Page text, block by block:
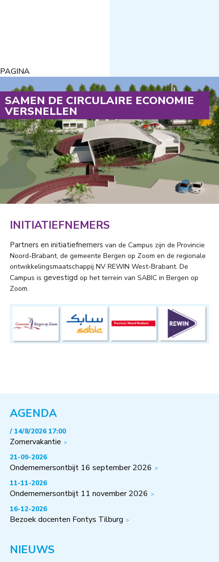
PAGINA
SAMEN DE CIRCULAIRE ECONOMIE
VERSNELLEN
INITIATIEFNEMERS
Partners en initiatiefnemers van de Campus zijn de Provincie
Noord-Brabant, de gemeente Bergen op Zoom en de regionale
ontwikkelingsmaatschappij NV REWIN West-Brabant. De
Campus is gevestigd op het terrein van SABIC in Bergen op
Zoom.
AGENDA
/ 14/8/2026 17:00
Zomervakantie
21-09-2026
Ondernemersontbijt 16 september 2026
11-11-2026
Ondernemersontbijt 11 november 2026
16-12-2026
Bezoek docenten Fontys Tilburg
NIEUWS